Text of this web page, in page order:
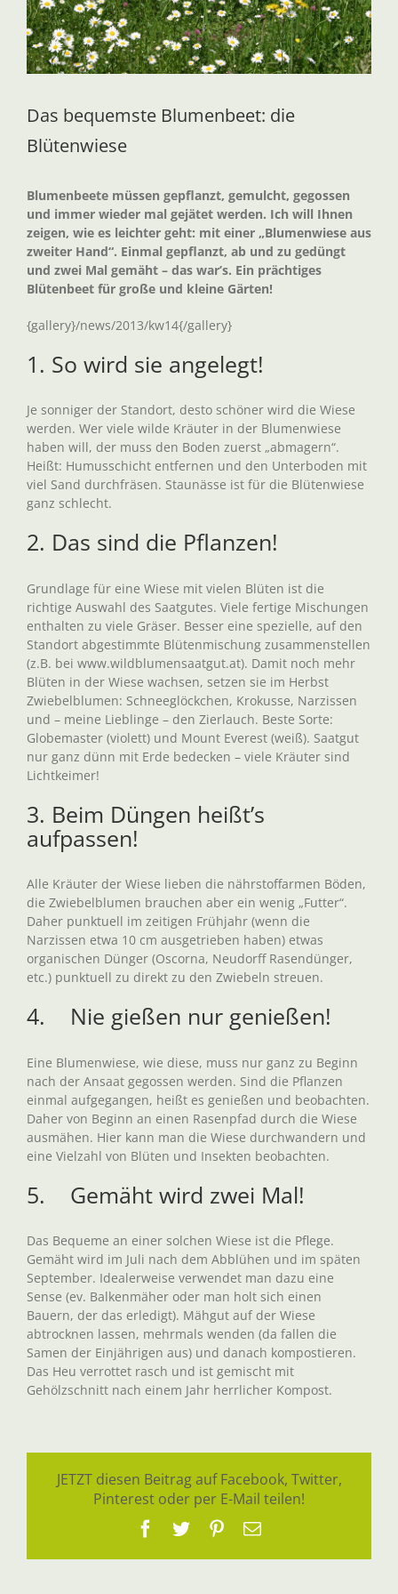
Das bequemste Blumenbeet: die
Blütenwiese
Blumenbeete müssen gepflanzt, gemulcht, gegossen
und immer wieder mal gejätet werden. Ich will Ihnen
zeigen, wie es leichter geht: mit einer „Blumenwiese aus
zweiter Hand“. Einmal gepflanzt, ab und zu gedüngt
und zwei Mal gemäht – das war’s. Ein prächtiges
Blütenbeet für große und kleine Gärten!
{gallery}/news/2013/kw14{/gallery}
1. So wird sie angelegt!
Je sonniger der Standort, desto schöner wird die Wiese
werden. Wer viele wilde Kräuter in der Blumenwiese
haben will, der muss den Boden zuerst „abmagern“.
Heißt: Humusschicht entfernen und den Unterboden mit
viel Sand durchfräsen. Staunässe ist für die Blütenwiese
ganz schlecht.
2. Das sind die Pflanzen!
Grundlage für eine Wiese mit vielen Blüten ist die
richtige Auswahl des Saatgutes. Viele fertige Mischungen
enthalten zu viele Gräser. Besser eine spezielle, auf den
Standort abgestimmte Blütenmischung zusammenstellen
(z.B. bei www.wildblumensaatgut.at). Damit noch mehr
Blüten in der Wiese wachsen, setzen sie im Herbst
Zwiebelblumen: Schneeglöckchen, Krokusse, Narzissen
und – meine Lieblinge – den Zierlauch. Beste Sorte:
Globemaster (violett) und Mount Everest (weiß). Saatgut
nur ganz dünn mit Erde bedecken – viele Kräuter sind
Lichtkeimer!
3. Beim Düngen heißt’s
aufpassen!
Alle Kräuter der Wiese lieben die nährstoffarmen Böden,
die Zwiebelblumen brauchen aber ein wenig „Futter“.
Daher punktuell im zeitigen Frühjahr (wenn die
Narzissen etwa 10 cm ausgetrieben haben) etwas
organischen Dünger (Oscorna, Neudorff Rasendünger,
etc.) punktuell zu direkt zu den Zwiebeln streuen.
4. Nie gießen nur genießen!
Eine Blumenwiese, wie diese, muss nur ganz zu Beginn
nach der Ansaat gegossen werden. Sind die Pflanzen
einmal aufgegangen, heißt es genießen und beobachten.
Daher von Beginn an einen Rasenpfad durch die Wiese
ausmähen. Hier kann man die Wiese durchwandern und
eine Vielzahl von Blüten und Insekten beobachten.
5. Gemäht wird zwei Mal!
Das Bequeme an einer solchen Wiese ist die Pflege.
Gemäht wird im Juli nach dem Abblühen und im späten
September. Idealerweise verwendet man dazu eine
Sense (ev. Balkenmäher oder man holt sich einen
Bauern, der das erledigt). Mähgut auf der Wiese
abtrocknen lassen, mehrmals wenden (da fallen die
Samen der Einjährigen aus) und danach kompostieren.
Das Heu verrottet rasch und ist gemischt mit
Gehölzschnitt nach einem Jahr herrlicher Kompost.
JETZT diesen Beitrag auf Facebook, Twitter,
Pinterest oder per E-Mail teilen!
Facebook
TwitterPinterest
E-